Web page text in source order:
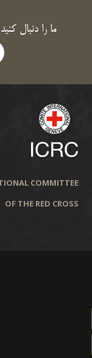
ما را دنبال کنید
COMMITTEE
OF THE RED CROSS